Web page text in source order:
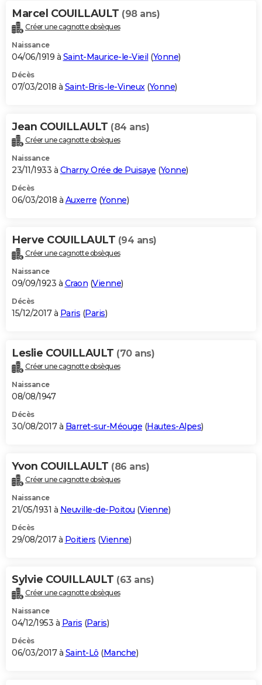
Marcel COUILLAULT (98 ans)
Créer une cagnotte obsèques
Naissance
04/06/1919 à Saint-Maurice-le-Vieil (Yonne)
Décès
07/03/2018 à Saint-Bris-le-Vineux(Yonne)
Jean COUILLAULT (84 ans)
Créer une cagnotte obsèques
Naissance
23/11/1933 à Charny Orée de Puisaye (Yonne)
Décès
06/03/2018 à Auxerre (Yonne)
Herve COUILLAULT (94 ans)
Créer une cagnotte obsèques
Naissance
09/09/1923 à Craon (Vienne)
Décès
15/12/2017 à Paris (Paris)
Leslie COUILLAULT (70 ans)
Créer une cagnotte obsèques
Naissance
08/08/1947
Décès
30/08/2017 à Barret-sur-Méouge (Hautes-Alpes)
Yvon COUILLAULT (86 ans)
Créer une cagnotte obsèques
Naissance
21/05/1931 à Neuville-de-Poitou (Vienne)
Décès
29/08/2017 à Poitiers (Vienne)
Sylvie COUILLAULT (63 ans)
Créer une cagnotte obsèques
Naissance
04/12/1953 à Paris (Paris)
Décès
06/03/2017 à Saint-Lô (Manche)